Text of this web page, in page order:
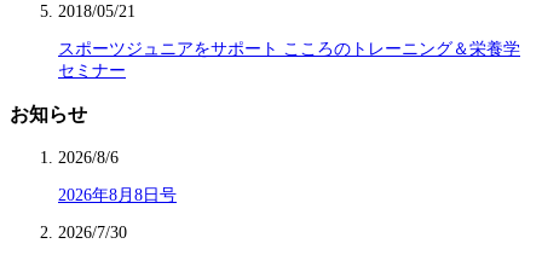
2018/05/21
スポーツジュニアをサポート こころのトレーニング＆栄養学
セミナー
お知らせ
2026/8/6
2026年8月8日号
2026/7/30